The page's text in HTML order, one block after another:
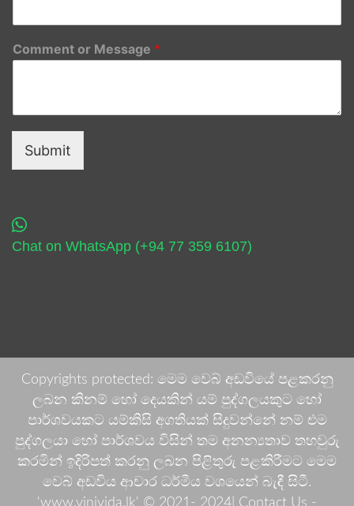
Comment or Message *
Submit
Chat on WhatsApp (+94 77 359 6107)
Copyrights protected: මෙම වෙබ් අඩවියේ පළකරනු
ලබන කිනම් හෝ දෙයකින් යම් පුද්ගලයකුට හෝ
පාර්ශවයකට යම්කිසි අගතියක් සිදුවන්නේ නම් එම
පුද්ගලයා හෝ පාර්ශවය විසින් තම අනන්‍යතාව තහවුරු
කරමින් ඉදිරිපත් කරනු ලබන පිළිතුරු පළකිරීමට මෙම
වෙබ් අඩවිය ආචාර ධර්මීය වශයෙන් බැඳී සිටී.
'www.vinivida.lk' © 2021- 2024| Contact Us -